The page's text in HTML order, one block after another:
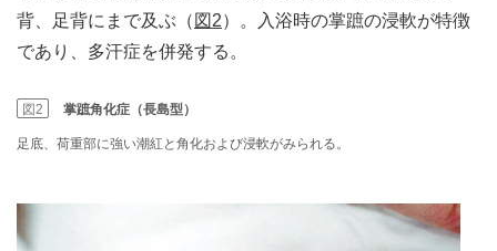
背、足背にまで及ぶ（ 図2）。入浴時の掌蹠の浸軟が特徴
であり、多汗症を併発する。
図2 掌蹠角化症（長島型）
足底、荷重部に強い潮紅と角化および浸軟がみられる。